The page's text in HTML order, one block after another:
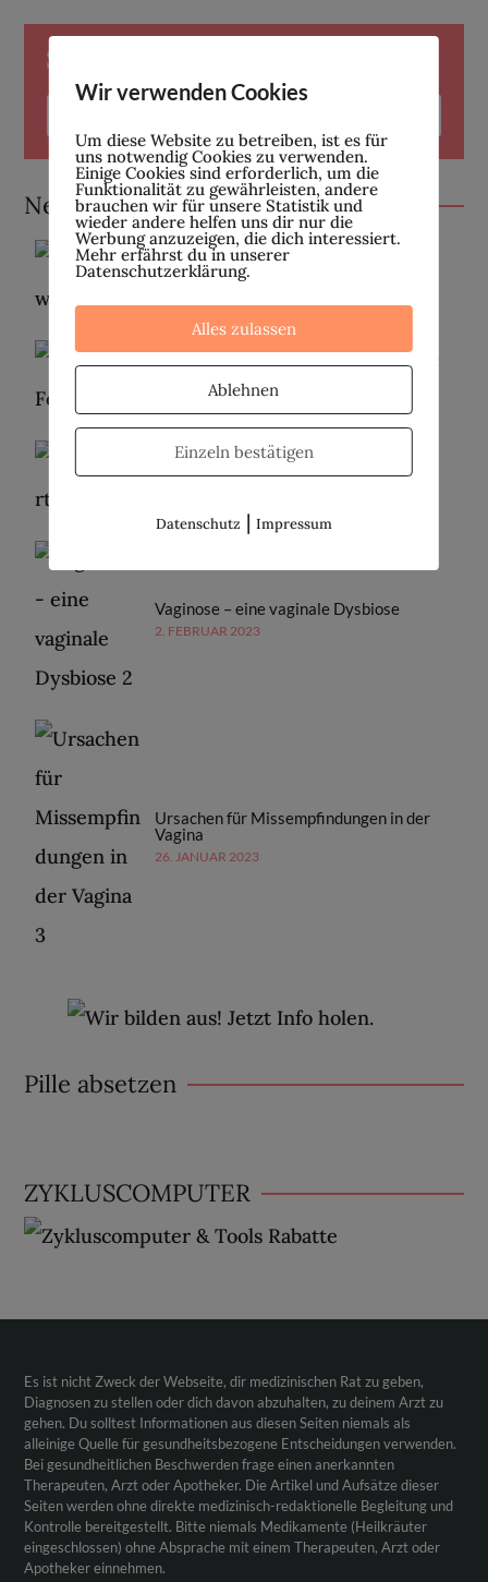
Suche
Neueste Beiträge
Wir sind wieder da!
16. FEBRUAR 2023
Fehlgeburten | Teil 1: Was du darüber
wissen solltest
Vaginose – eine vaginale Dysbiose
2. FEBRUAR 2023
Ursachen für Missempfindungen in der
Vagina
26. JANUAR 2023
Pille absetzen
ZYKLUSCOMPUTER
Es ist nicht Zweck der Webseite, dir medizinischen Rat zu geben,
Diagnosen zu stellen oder dich davon abzuhalten, zu deinem Arzt zu
gehen. Du solltest Informationen aus diesen Seiten niemals als
alleinige Quelle für gesundheitsbezogene Entscheidungen verwenden.
Bei gesundheitlichen Beschwerden frage einen anerkannten
Therapeuten, Arzt oder Apotheker. Die Artikel und Aufsätze dieser
Seiten werden ohne direkte medizinisch-redaktionelle Begleitung und
Kontrolle bereitgestellt. Bitte niemals Medikamente (Heilkräuter
eingeschlossen) ohne Absprache mit einem Therapeuten, Arzt oder
Apotheker einnehmen.
Wir verwenden Cookies
Um diese Website zu betreiben, ist es für
uns notwendig Cookies zu verwenden.
Einige Cookies sind erforderlich, um die
Funktionalität zu gewährleisten, andere
brauchen wir für unsere Statistik und
wieder andere helfen uns dir nur die
Werbung anzuzeigen, die dich interessiert.
Mehr erfährst du in unserer
Datenschutzerklärung.
Alles zulassen
Ablehnen
Einzeln bestätigen
Datenschutz | Impressum